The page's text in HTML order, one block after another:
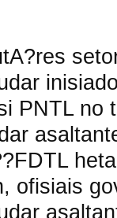
PNTL no
ofisiais